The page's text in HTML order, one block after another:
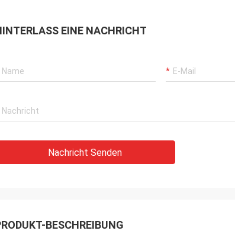
EINE NACHRICHT
Nachricht Senden
BESCHREIBUNG